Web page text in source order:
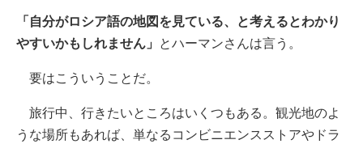
「自分がロシア語の地図を見ている、と考えるとわかり
やすいかもしれません」
とハーマンさんは言う。
要はこういうことだ。
旅行中、行きたいところはいくつもある。観光地のよ
うな場所もあれば、単なるコンビニエンスストアやドラ